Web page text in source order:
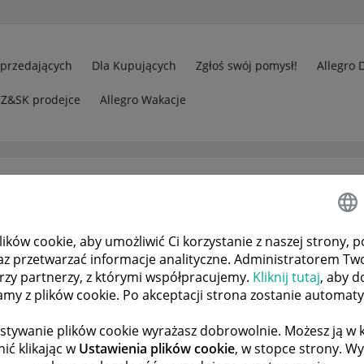
cookie, aby umożliwić Ci korzystanie z naszej strony,
przetwarzać informacje analityczne. Administratorem
partnerzy, z którymi współpracujemy. Kliknij tutaj, aby
z plików cookie. Po akceptacji strona zostanie
plików cookie wyrażasz dobrowolnie. Możesz ją w
klikając wUstawienia plików cookie, w stopce strony.
Dla Kupujących Zgłoś swój pomysł! Allegro
prodejce Allegro Wakacje
Czy zakupiony graj nocnik dla dziecka można zwrócić? Kupiłam
POPRZEDNIA NASTĘPNA